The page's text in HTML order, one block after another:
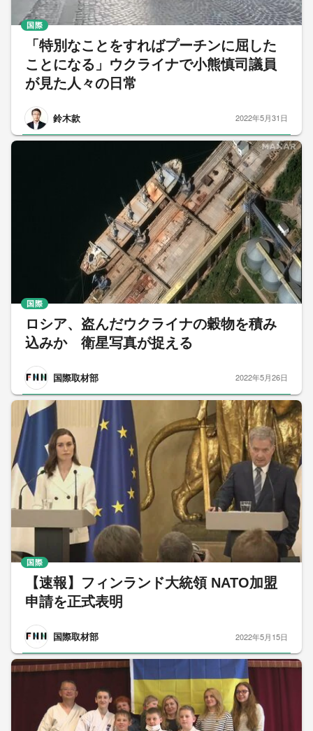
「特別なことをすればプーチンに屈した
ことになる」ウクライナで小熊慎司議員
が見た人々の日常
鈴木款
国際
2022年5月31日
ロシア、盗んだウクライナの穀物を積み
込みか 衛星写真が捉える
国際取材部
国際
2022年5月26日
【速報】フィンランド大統領 NATO加盟
申請を正式表明
国際取材部
国際
2022年5月15日